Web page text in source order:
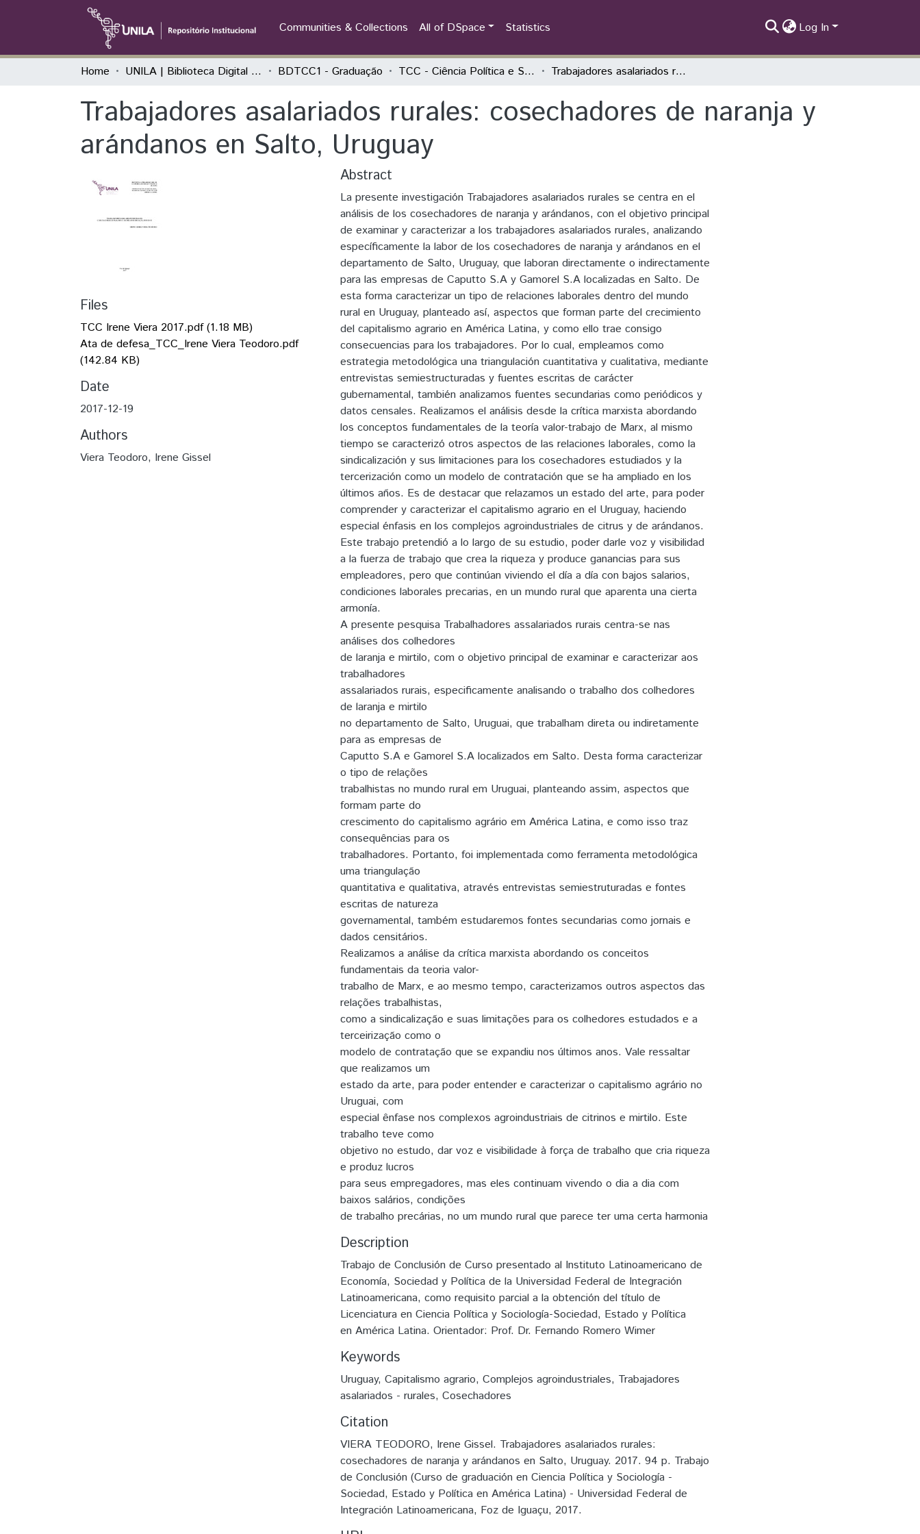
Communities & Collections All of DSpace Statistics Log In
Home UNILA | Biblioteca Digital de Trabalhos de Conclusão de Curso BDTCC1 - Graduação TCC - Ciência Política e Sociologia - Sociedade, Estado e Política na América Latina Trabajadores asalariados rurales: cosechadores de naranja y arándanos en Salto, Uruguay
Trabajadores asalariados rurales: cosechadores de naranja y
arándanos en Salto, Uruguay
Files
TCC Irene Viera 2017.pdf(1.18 MB)
Ata de defesa_TCC_Irene Viera Teodoro.pdf
(142.84 KB)
Date
2017-12-19
Authors
Viera Teodoro, Irene Gissel
Abstract
La presente investigación Trabajadores asalariados rurales se centra en el
análisis de los cosechadores de naranja y arándanos, con el objetivo principal
de examinar y caracterizar a los trabajadores asalariados rurales, analizando
específicamente la labor de los cosechadores de naranja y arándanos en el
departamento de Salto, Uruguay, que laboran directamente o indirectamente
para las empresas de Caputto S.A y Gamorel S.A localizadas en Salto. De
esta forma caracterizar un tipo de relaciones laborales dentro del mundo
rural en Uruguay, planteado así, aspectos que forman parte del crecimiento
del capitalismo agrario en América Latina, y como ello trae consigo
consecuencias para los trabajadores. Por lo cual, empleamos como
estrategia metodológica una triangulación cuantitativa y cualitativa, mediante
entrevistas semiestructuradas y fuentes escritas de carácter
gubernamental, también analizamos fuentes secundarias como periódicos y
datos censales. Realizamos el análisis desde la crítica marxista abordando
los conceptos fundamentales de la teoría valor-trabajo de Marx, al mismo
tiempo se caracterizó otros aspectos de las relaciones laborales, como la
sindicalización y sus limitaciones para los cosechadores estudiados y la
tercerización como un modelo de contratación que se ha ampliado en los
últimos años. Es de destacar que relazamos un estado del arte, para poder
comprender y caracterizar el capitalismo agrario en el Uruguay, haciendo
especial énfasis en los complejos agroindustriales de citrus y de arándanos.
Este trabajo pretendió a lo largo de su estudio, poder darle voz y visibilidad
a la fuerza de trabajo que crea la riqueza y produce ganancias para sus
empleadores, pero que continúan viviendo el día a día con bajos salarios,
condiciones laborales precarias, en un mundo rural que aparenta una cierta
armonía.
A presente pesquisa Trabalhadores assalariados rurais centra-se nas
análises dos colhedores
de laranja e mirtilo, com o objetivo principal de examinar e caracterizar aos
trabalhadores
assalariados rurais, especificamente analisando o trabalho dos colhedores
de laranja e mirtilo
no departamento de Salto, Uruguai, que trabalham direta ou indiretamente
para as empresas de
Caputto S.A e Gamorel S.A localizados em Salto. Desta forma caracterizar
o tipo de relações
trabalhistas no mundo rural em Uruguai, planteando assim, aspectos que
formam parte do
crescimento do capitalismo agrário em América Latina, e como isso traz
consequências para os
trabalhadores. Portanto, foi implementada como ferramenta metodológica
uma triangulação
quantitativa e qualitativa, através entrevistas semiestruturadas e fontes
escritas de natureza
governamental, também estudaremos fontes secundarias como jornais e
dados censitários.
Realizamos a análise da crítica marxista abordando os conceitos
fundamentais da teoria valor-
trabalho de Marx, e ao mesmo tempo, caracterizamos outros aspectos das
relações trabalhistas,
como a sindicalização e suas limitações para os colhedores estudados e a
terceirização como o
modelo de contratação que se expandiu nos últimos anos. Vale ressaltar
que realizamos um
estado da arte, para poder entender e caracterizar o capitalismo agrário no
Uruguai, com
especial ênfase nos complexos agroindustriais de citrinos e mirtilo. Este
trabalho teve como
objetivo no estudo, dar voz e visibilidade à força de trabalho que cria riqueza
e produz lucros
para seus empregadores, mas eles continuam vivendo o dia a dia com
baixos salários, condições
de trabalho precárias, no um mundo rural que parece ter uma certa harmonia
Description
Trabajo de Conclusión de Curso presentado al Instituto Latinoamericano de
Economía, Sociedad y Política de la Universidad Federal de Integración
Latinoamericana, como requisito parcial a la obtención del título de
Licenciatura en Ciencia Política y Sociología-Sociedad, Estado y Política
en América Latina. Orientador: Prof. Dr. Fernando Romero Wimer
Keywords
Uruguay, Capitalismo agrario, Complejos agroindustriales, Trabajadores
asalariados - rurales, Cosechadores
Citation
VIERA TEODORO, Irene Gissel. Trabajadores asalariados rurales:
cosechadores de naranja y arándanos en Salto, Uruguay. 2017. 94 p. Trabajo
de Conclusión (Curso de graduación en Ciencia Política y Sociología -
Sociedad, Estado y Política en América Latina) - Universidad Federal de
Integración Latinoamericana, Foz de Iguaçu, 2017.